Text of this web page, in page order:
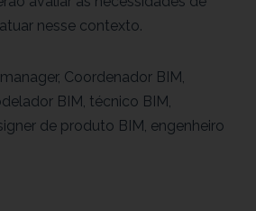
nesse contexto.
Coordenador BIM,
BIM, técnico BIM,
de produto BIM, engenheiro